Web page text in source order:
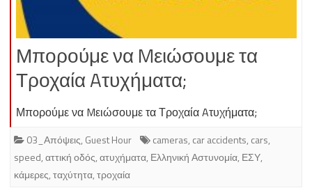
Μπορούμε να Mειώσουμε τα
Τροχαία Aτυχήματα;
Μπορούμε να Mειώσουμε τα Τροχαία Aτυχήματα;
03_Απόψεις, Guest Hour cameras, car accidents, cars,
speed,αττική οδός,ατυχήματα, Ελληνική Αστυνομία, ΕΣΥ,
κάμερες,ταχύτητα,τροχαία